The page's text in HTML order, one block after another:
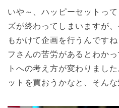
いや～、ハッピーセットっ
ズが終わってしまいますが
もかけて企画を行うんです
フさんの苦労があるとわか
トへの考え方が変わりまし
ットを買おうかなと、そんな